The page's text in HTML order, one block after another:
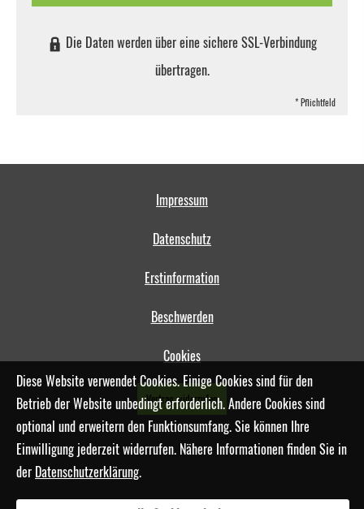
Die Daten werden über eine sichere SSL-Verbindung
übertragen.
* Pflichtfeld
Impressum
Datenschutz
Erstinformation
Beschwerden
Cookies
Vertrag widerrufen
Diese Website verwendet Cookies. Einige Cookies sind für den
Betrieb der Website unbedingt erforderlich. Andere Cookies sind
optional und erweitern den Funktionsumfang. Sie können Ihre
Einwilligung jederzeit widerrufen. Nähere Informationen finden Sie in
der Datenschutzerklärung.